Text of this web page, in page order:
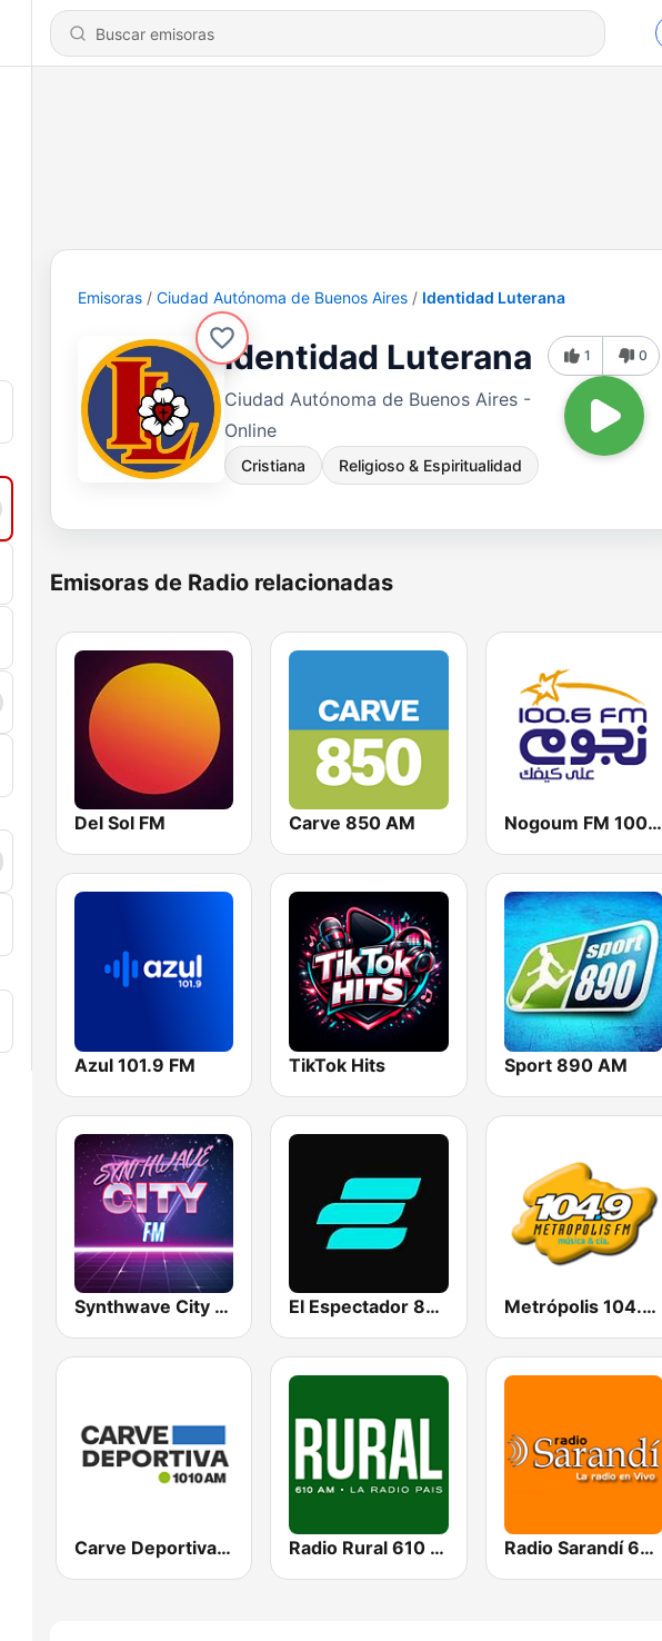
Emisoras Ciudad Autónoma de Buenos Aires Identidad Luterana
Identidad Luterana
Ciudad Autónoma de Buenos Aires -
Online
Cristiana Religioso & Espiritualidad
1 0
Emisoras de Radio relacionadas
Del Sol FM Carve 850 AM Nogoum FM 100.6 (نجوم فم)
Azul 101.9 FM TikTok Hits Sport 890 AM
Synthwave City FM El Espectador 810 AM Metrópolis 104.9 FM
Carve Deportiva 1010 AM Radio Rural 610 AM Radio Sarandí 690